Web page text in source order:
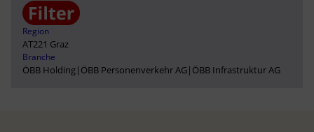
Region
AT221 Graz
Branche
ÖBB Holding| ÖBB Personenverkehr AG| ÖBB Infrastruktur AG